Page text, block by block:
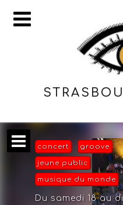
concert groove
jeune public
musique du monde
Du samedi 18 au